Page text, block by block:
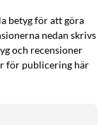
betyg för att göra
nedan skrivs
och recensioner
för publicering här